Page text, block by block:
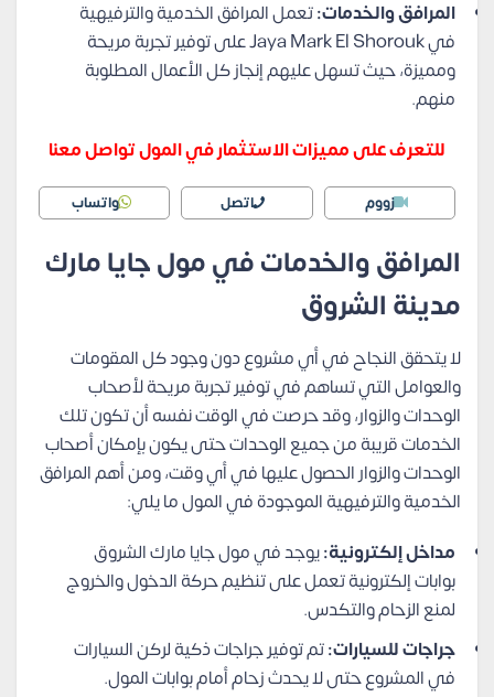
المرافق والخدمات:تعمل المرافق الخدمية والترفيهية
في Jaya Mark El Shorouk على توفير تجربة مريحة
ومميزة، حيث تسهل عليهم إنجاز كل الأعمال المطلوبة
منهم.
للتعرف على مميزات الاستثمار في المول تواصل معنا
زووم اتصل واتساب
المرافق والخدمات في مول جايا مارك
مدينة الشروق
لا يتحقق النجاح في أي مشروع دون وجود كل المقومات
والعوامل التي تساهم في توفير تجربة مريحة لأصحاب
الوحدات والزوار، وقد حرصت في الوقت نفسه أن تكون تلك
الخدمات قريبة من جميع الوحدات حتى يكون بإمكان أصحاب
الوحدات والزوار الحصول عليها في أي وقت، ومن أهم المرافق
الخدمية والترفيهية الموجودة في المول ما يلي:
مداخل إلكترونية:يوجد في مول جايا مارك الشروق
بوابات إلكترونية تعمل على تنظيم حركة الدخول والخروج
لمنع الزحام والتكدس.
جراجات للسيارات:تم توفير جراجات ذكية لركن السيارات
في المشروع حتى لا يحدث زحام أمام بوابات المول.